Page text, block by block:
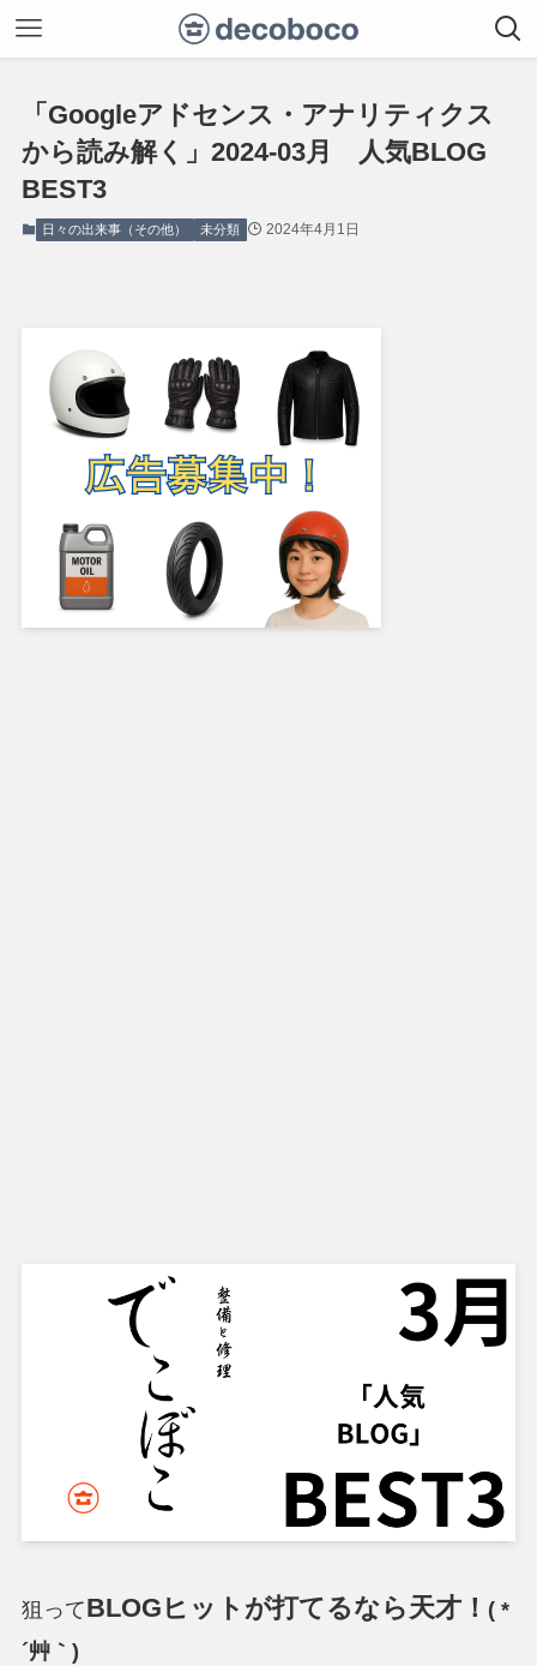
「Googleアドセンス・アナリティクス
から読み解く」2024-03月 人気BLOG
BEST3
日々の出来事（その他） 未分類 2024年4月1日
狙ってBLOGヒットが打てるなら天才！ ( *
´艸｀)